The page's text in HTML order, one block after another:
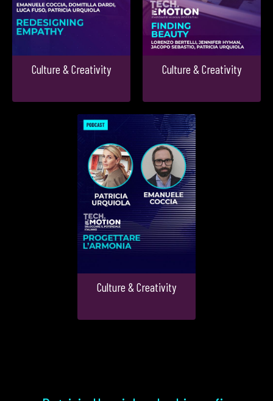
Culture & Creativity Culture & Creativity
Culture & Creativity